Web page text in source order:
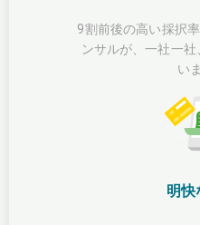
9割前後の高い採択
ンサルが、一社一
い
明快